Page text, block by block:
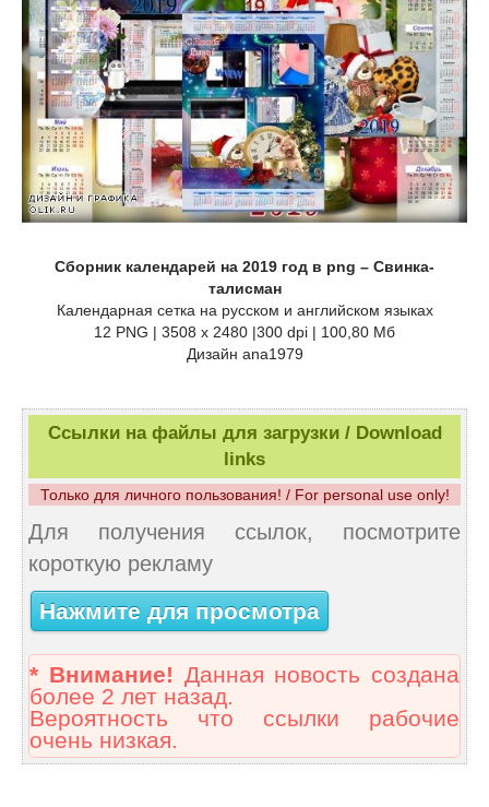
Сборник календарей на 2019 год в png – Свинка-
талисман
Календарная сетка на русском и английском языках
12 PNG | 3508 x 2480 |300 dpi | 100,80 Мб
Дизайн аnа1979
Ссылки на файлы для загрузки / Download
links
Только для личного пользования! / For personal use only!
Для получения ссылок, посмотрите
короткую рекламу
Нажмите для просмотра
* Внимание! Данная новость создана
более 2 лет назад.
Вероятность что ссылки рабочие
очень низкая.